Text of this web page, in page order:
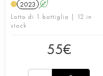
2023 A
Lotto di 1 bottiglia | 12 in
stock
55€